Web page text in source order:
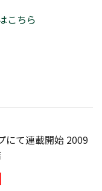
こちら
にて連載開始 2009